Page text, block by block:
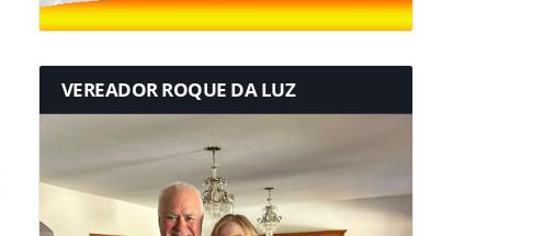
VEREADOR ROQUE DA LUZ